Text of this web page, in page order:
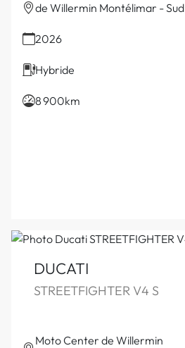
de Willermin Montélimar - Sud
2026
Hybride
8 900km
DUCATI
STREETFIGHTER V4 S
Moto Center de Willermin